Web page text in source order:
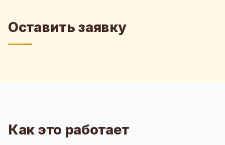
Оставить заявку
Как это работает